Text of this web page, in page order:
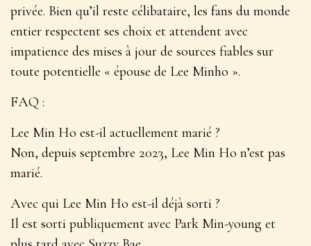
privée. Bien qu’il reste célibataire, les fans du monde
entier respectent ses choix et attendent avec
impatience des mises à jour de sources fiables sur
toute potentielle « épouse de Lee Minho ».
FAQ :
Lee Min Ho est-il actuellement marié ?
Non, depuis septembre 2023, Lee Min Ho n’est pas
marié.
Avec qui Lee Min Ho est-il déjà sorti ?
Il est sorti publiquement avec Park Min-young et